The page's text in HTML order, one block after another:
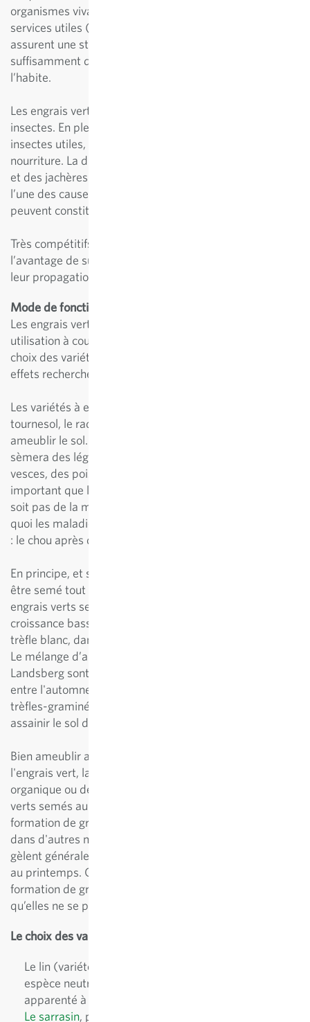
organismes vivant dans le sol, favorisant ainsi leurs
services utiles (la formation d'humus, par exemple). Ils
assurent une structure saine du sol et fournissent
suffisamment d'eau et de nourriture pour la vie qui
l’habite.
Les engrais verts profitent à la vie du sol, mais aussi aux
insectes. En plein été, lorsque les fleurs se font rares, les
insectes utiles, tels que les abeilles, trouvent peu de
nourriture. La disparition des prairies de fleurs sauvages
et des jachères du paysage agricole d’aujourd’hui en est
l’une des causes. Des espaces verts fleuris au jardin
peuvent constituer une aide précieuse!
Très compétitifs, les engrais verts présentent également
l’avantage de supprimer les adventices, réduisant ainsi
leur propagation.
Mode de fonctionnement des engrais verts
Les engrais verts annuels sont recommandés pour une
utilisation à court terme et des résultats rapides. Le
choix des variétés s’effectue en tenant compte des
effets recherchés et de la culture suivante.
Les variétés à enracinement profond, telles que le
tournesol, le radis oléifère ou le lupin, sont idéales pour
ameublir le sol. Pour l’enrichir en éléments nutritifs, on
sèmera des légumineuses fixatrices d’azote, comme des
vesces, des pois ou différentes espèces de trèfles. Il est
important que la plante utilisée pour l’engrais vert ne
soit pas de la même famille que la culture suivante, sans
quoi les maladies végétales seront inévitables (exemple
: le chou après des crucifères).
En principe, et selon la variété choisie, l’engrais vert peut
être semé tout au long de la période de végétation. Les
engrais verts servent de sous-semis aux plantes à
croissance basse, telles que la luzerne lupuline ou le
trèfle blanc, dans les potagers ou les cultures de baies.
Le mélange d’automne rustique ou le mélange
Landsberg sont tout indiqués pour faire la transition
entre l'automne et le printemps. Quant aux mélanges
trèfles-graminées pluriannuels, ils peuvent servir à
assainir le sol dans le cadre d'une rotation des cultures.
Bien ameublir au préalable la surface destinée à
l'engrais vert, la fertiliser avec un peu d'engrais
organique ou de compost, puis la niveler. Les engrais
verts semés au printemps peuvent être coupés avant la
formation de graines et répartis en couche de paillage
dans d'autres massifs. Les engrais verts semés en été
gèlent généralement en hiver et sont incorporés au sol
au printemps. Globalement, il faut veiller à éviter la
formation de graines des plantes d’engrais vert afin
qu’elles ne se propagent pas dans le potager.
Le choix des variétés
Le lin (variété
espèce neutre dans la rotation des cultures, n'est
apparenté à aucune famille de légumes.
Le sarrasin, plante à floraison permanente, présente